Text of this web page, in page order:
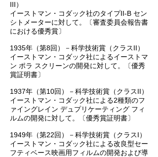
III）
イーストマン・コダック社のタイプII-B セン
シトメーターに対して。〔審査委員会報告書
における優秀賞〕
1935年（第8回）－科学技術賞（クラスII）
イーストマン・コダック社によるイーストマ
ン ポラ スクリーンの開発に対して。〔優秀
賞証明書〕
1937年（第10回）－科学技術賞（クラスII）
イーストマン・コダック社による2種類のフ
ァイングレイン デュプリケーティング フィ
ルムの開発に対して。〔優秀賞証明書〕
1949年（第22回）－科学技術賞（クラスI）
イーストマン・コダック社による改良型セー
フティベース映画用フィルムの開発および導